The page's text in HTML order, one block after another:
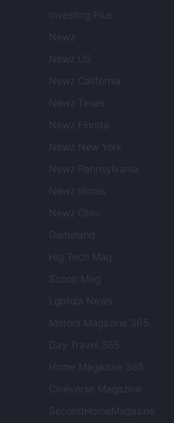
Investing Plus
Newz
Newz US
Newz California
Newz Texas
Newz Florida
Newz New York
Newz Pennsylvania
Newz Illinois
Newz Ohio
Gameland
Hig Tech Mag
Scoop Mag
Lgbtqia News
Motors Magazine 365
Day Travel 365
Home Magazine 365
Cineverse Magazine
SecondHomeMagazine